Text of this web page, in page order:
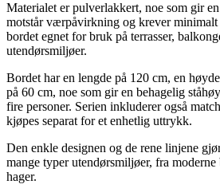
Materialet er pulverlakkert, noe som gir
motstår værpåvirkning og krever
bordet egnet for bruk på terrasser,
utendørsmiljøer.
Bordet har en lengde på 120 cm, en
på 60 cm, noe som gir en behagelig
fire personer. Serien inkluderer også
kjøpes separat for et enhetlig uttrykk.
Den enkle designen og de rene linjene
mange typer utendørsmiljøer, fra
hager.